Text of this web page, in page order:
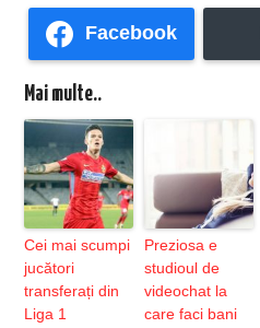
Facebook
Mai multe..
Cei mai scumpi
jucători
transferați din
Liga 1
Preziosa e
studioul de
videochat la
care faci bani